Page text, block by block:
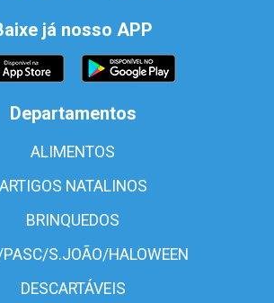
já nosso APP
Departamentos
ALIMENTOS
ARTIGOS NATALINOS
BRINQUEDOS
PASC/S.JOÃO/HALOWEEN
DESCARTÁVEIS